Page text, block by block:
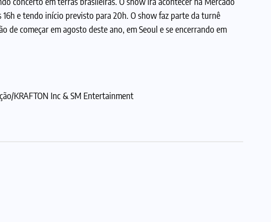
e tendo início previsto para 20h. O show faz parte da turnê
de começar em agosto deste ano, em Seoul e se encerrando em
KRAFTON Inc & SM Entertainment